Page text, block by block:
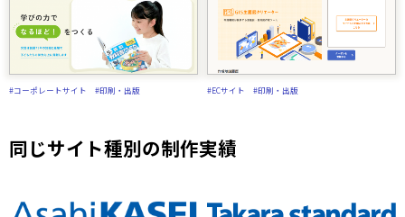
#コーポレートサイト #印刷・出版 #ECサイト #印刷・出版
同じサイト種別の制作実績